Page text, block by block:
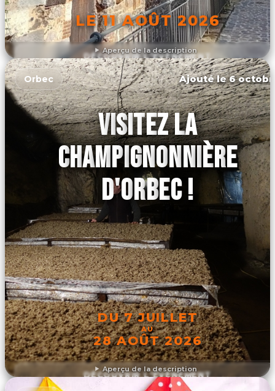
Aperçu de la description
LE 11 AOÛT 2026
DÉCOUVRIR L'ÉVÉNEMENT
Aperçu de la description
Orbec Ajouté le 6
VISITEZ LA
CHAMPIGNONNIÈRE
D'ORBEC !
DU 7 JUILLET
AU
28 AOÛT 2026
DÉCOUVRIR L'ÉVÉNEMENT